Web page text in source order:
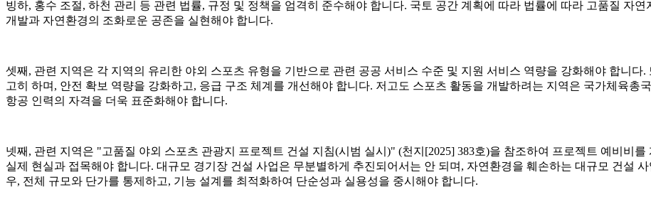
빙하, 홍수 조절, 하천 관리 등 관련 법률, 규정 및 정책을 엄격히 준수해야 합니다. 국토 공간 계획에 따라 법률에 따라 고품질 자
개발과 자연환경의 조화로운 공존을 실현해야 합니다.
셋째, 관련 지역은 각 지역의 유리한 야외 스포츠 유형을 기반으로 관련 공공 서비스 수준 및 지원 서비스 역량을 강화해야 합니
고히 하며, 안전 확보 역량을 강화하고, 응급 구조 체계를 개선해야 합니다. 저고도 스포츠 활동을 개발하려는 지역은 국가체육총
항공 인력의 자격을 더욱 표준화해야 합니다.
넷째, 관련 지역은 "고품질 야외 스포츠 관광지 프로젝트 건설 지침(시범 실시)" (천지[2025] 383호)을 참조하여 프로젝트 예비비
실제 현실과 접목해야 합니다. 대규모 경기장 건설 사업은 무분별하게 추진되어서는 안 되며, 자연환경을 훼손하는 대규모 건설
우, 전체 규모와 단가를 통제하고, 기능 설계를 최적화하여 단순성과 실용성을 중시해야 합니다.